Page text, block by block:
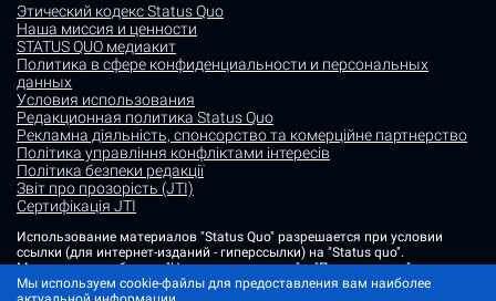
Этический кодекс Status Quo
Наша миссия и ценности
STATUS QUO медиакит
Политика в сфере конфиденциальности и персональных
данных
Условия использования
Редакционная политика Status Quo
Рекламна діяльність, спонсорство та комерційне партнерство
Політика управління конфліктами інтересів
Політика безпеки редакції
Звіт про прозорість (JTI)
Сертифікація JTI
Использование материалов "Status Quo" разрешается при условии
ссылки (для интернет-изданий - гиперссылки) на "Status quo".
Материалы в рубриках "Новости партнеров" и "Пресс-релизы"
размещаются на правах рекламы или в рамках некоммерческого
Мы используем cookie-файлы для предоставления вам наиболее